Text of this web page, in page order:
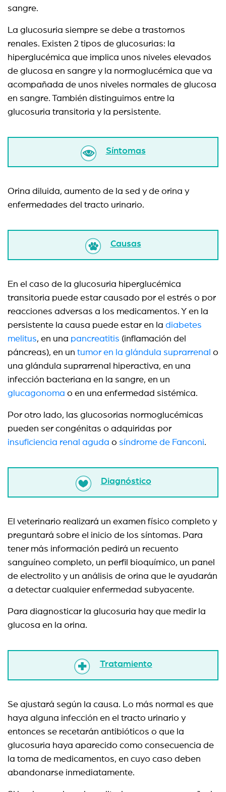
sangre.
La glucosuria siempre se debe a trastornos
renales. Existen 2 tipos de glucosurias: la
hiperglucémica que implica unos niveles elevados
de glucosa en sangre y la normoglucémica que va
acompañada de unos niveles normales de glucosa
en sangre. También distinguimos entre la
glucosuria transitoria y la persistente.
Síntomas
Orina diluida, aumento de la sed y de orina y
enfermedades del tracto urinario.
Causas
En el caso de la glucosuria hiperglucémica
transitoria puede estar causado por el estrés o por
reacciones adversas a los medicamentos. Y en la
persistente la causa puede estar en la diabetes
melitus, en una pancreatitis (inflamación del
páncreas), en un tumor en la glándula suprarrenal o
una glándula suprarrenal hiperactiva, en una
infección bacteriana en la sangre, en un
glucagonoma o en una enfermedad sistémica.
Por otro lado, las glucosorias normoglucémicas
pueden ser congénitas o adquiridas por
insuficiencia renal aguda o síndrome de Fanconi.
Diagnóstico
El veterinario realizará un examen físico completo y
preguntará sobre el inicio de los síntomas. Para
tener más información pedirá un recuento
sanguíneo completo, un perfil bioquímico, un panel
de electrolito y un análisis de orina que le ayudarán
a detectar cualquier enfermedad subyacente.
Para diagnosticar la glucosuria hay que medir la
glucosa en la orina.
Tratamiento
Se ajustará según la causa. Lo más normal es que
haya alguna infección en el tracto urinario y
entonces se recetarán antibióticos o que la
glucosuria haya aparecido como consecuencia de
la toma de medicamentos, en cuyo caso deben
abandonarse inmediatamente.